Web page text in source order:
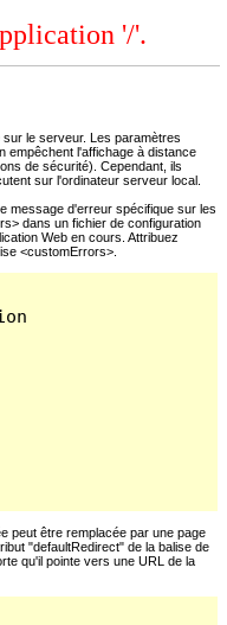
'/'.
le serveur. Les paramètres
empêchent l'affichage à distance
de sécurité). Cependant, ils
sur l'ordinateur serveur local.
message d'erreur spécifique sur les
dans un fichier de configuration
Web en cours. Attribuez
<customErrors>.
peut être remplacée par une page
"defaultRedirect" de la balise de
qu'il pointe vers une URL de la